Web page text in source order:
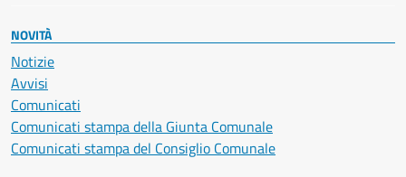
NOVITÀ
Notizie
Avvisi
Comunicati
Comunicati stampa della Giunta Comunale
Comunicati stampa del Consiglio Comunale